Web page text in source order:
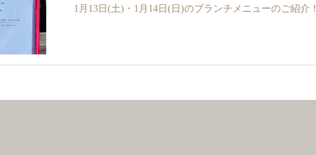
1月13日(土)・1月14日(日)のブランチメニューのご紹介！